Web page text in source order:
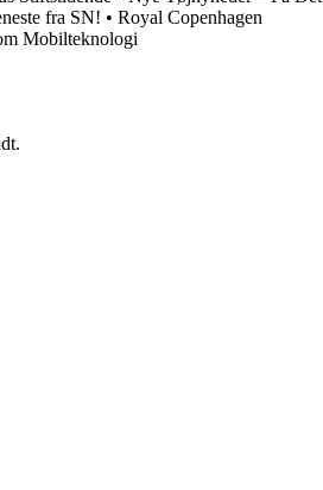
fra SN! • Royal Copenhagen
Mobilteknologi